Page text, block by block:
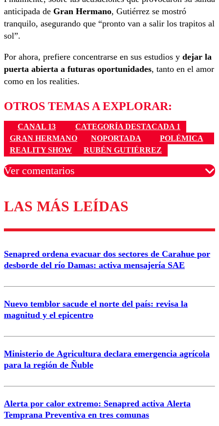
anticipada de Gran Hermano, Gutiérrez se mostró
tranquilo, asegurando que “pronto van a salir los trapitos al
sol”.
Por ahora, prefiere concentrarse en sus estudios y dejar la
puerta abierta a futuras oportunidades, tanto en el amor
como en los realities.
OTROS TEMAS A EXPLORAR:
CANAL 13
CATEGORÍA DESTACADA 1
GRAN HERMANO
NOPORTADA
POLÉMICA
REALITY SHOW
RUBÉN GUTIÉRREZ
Ver comentarios
Los comentarios son moderados para garantizar un
diálogo respetuoso.
Nombre
Correo
LAS MÁS LEÍDAS
Senapred ordena evacuar dos sectores de Carahue por
desborde del río Damas: activa mensajería SAE
Nuevo temblor sacude el norte del país: revisa la
magnitud y el epicentro
Ministerio de Agricultura declara emergencia agrícola
para la región de Ñuble
Alerta por calor extremo: Senapred activa Alerta
Temprana Preventiva en tres comunas